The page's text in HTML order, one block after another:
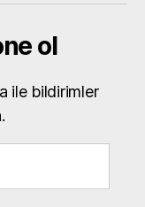
ol
ile bildirimler